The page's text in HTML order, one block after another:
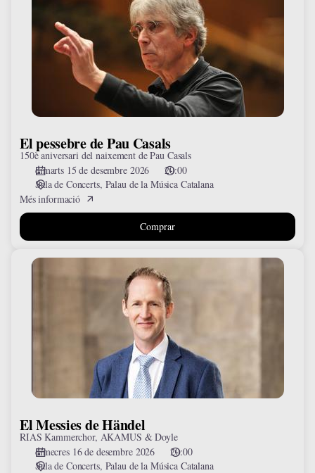
Pau
El pessebre de Pau Casals
150è aniversari del naixement de Pau Casals
dimarts 15 de desembre 2026
20:00
Sala de Concerts Palau de la Música Catalana
Més informació
Comprar
El Messies de Händel
RIAS Kammerchor, AKAMUS & Doyle
dimecres 16 de desembre 2026
20:00
Sala de Concerts Palau de la Música Catalana